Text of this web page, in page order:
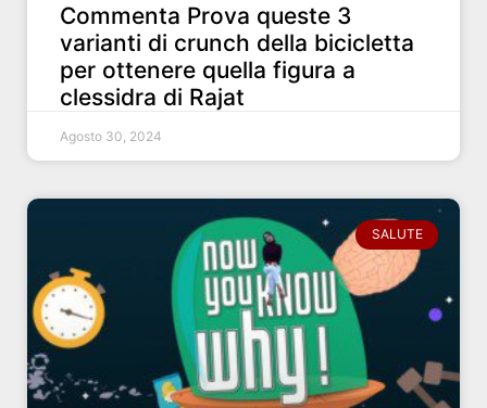
Commenta Prova queste 3
varianti di crunch della bicicletta
per ottenere quella figura a
clessidra di Rajat
Agosto 30, 2024
SALUTE